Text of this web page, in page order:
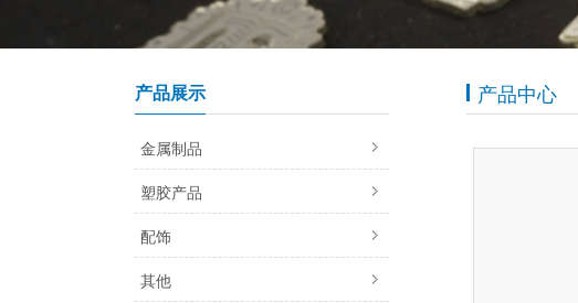
产品展示
金属制品
塑胶产品
配饰
其他
产品中心